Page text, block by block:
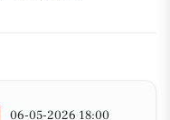
06-05-2026 18:00